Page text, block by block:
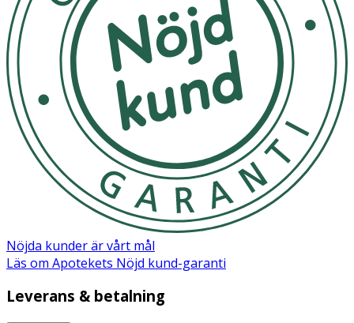
Nöjda kunder är vårt mål
Läs om Apotekets Nöjd kund-garanti
Leverans & betalning